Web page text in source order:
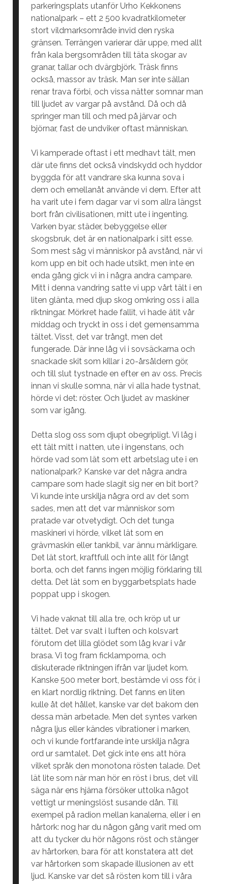
parkeringsplats utanför Urho Kekkonens
nationalpark – ett 2 500 kvadratkilometer
stort vildmarksområde invid den ryska
gränsen. Terrängen varierar där uppe, med allt
från kala bergsområden till täta skogar av
granar, tallar och dvärgbjörk. Träsk finns
också, massor av träsk. Man ser inte sällan
renar trava förbi, och vissa nätter somnar man
till ljudet av vargar på avstånd. Då och då
springer man till och med på järvar och
björnar, fast de undviker oftast människan.
Vi kamperade oftast i ett medhavt tält, men
där ute finns det också vindskydd och hyddor
byggda för att vandrare ska kunna sova i
dem och emellanåt använde vi dem. Efter att
ha varit ute i fem dagar var vi som allra längst
bort från civilisationen, mitt ute i ingenting.
Varken byar, städer, bebyggelse eller
skogsbruk, det är en nationalpark i sitt esse.
Som mest såg vi människor på avstånd, när vi
kom upp en bit och hade utsikt, men inte en
enda gång gick vi in i några andra campare.
Mitt i denna vandring satte vi upp vårt tält i en
liten glänta, med djup skog omkring oss i alla
riktningar. Mörkret hade fallit, vi hade ätit vår
middag och tryckt in oss i det gemensamma
tältet. Visst, det var trångt, men det
fungerade. Där inne låg vi i sovsäckarna och
snackade skit som killar i 20-årsåldern gör,
och till slut tystnade en efter en av oss. Precis
innan vi skulle somna, när vi alla hade tystnat,
hörde vi det: röster. Och ljudet av maskiner
som var igång.
Detta slog oss som djupt obegripligt. Vi låg i
ett tält mitt i natten, ute i ingenstans, och
hörde vad som lät som ett arbetslag ute i en
nationalpark? Kanske var det några andra
campare som hade slagit sig ner en bit bort?
Vi kunde inte urskilja några ord av det som
sades, men att det var människor som
pratade var otvetydigt. Och det tunga
maskineri vi hörde, vilket lät som en
grävmaskin eller tankbil, var ännu märkligare.
Det lät stort, kraftfull och inte allt för långt
borta, och det fanns ingen möjlig förklaring till
detta. Det lät som en byggarbetsplats hade
poppat upp i skogen.
Vi hade vaknat till alla tre, och kröp ut ur
tältet. Det var svalt i luften och kolsvart
förutom det lilla glödet som låg kvar i vår
brasa. Vi tog fram ficklamporna, och
diskuterade riktningen ifrån var ljudet kom.
Kanske 500 meter bort, bestämde vi oss för, i
en klart nordlig riktning. Det fanns en liten
kulle åt det hållet, kanske var det bakom den
dessa män arbetade. Men det syntes varken
några ljus eller kändes vibrationer i marken,
och vi kunde fortfarande inte urskilja några
ord ur samtalet. Det gick inte ens att höra
vilket språk den monotona rösten talade. Det
lät lite som när man hör en röst i brus, det vill
säga när ens hjärna försöker uttolka något
vettigt ur meningslöst susande dån. Till
exempel på radion mellan kanalerna, eller i en
hårtork: nog har du någon gång varit med om
att du tycker du hör någons röst och stänger
av hårtorken, bara för att konstatera att det
var hårtorken som skapade illusionen av ett
ljud. Kanske var det så rösten kom till i våra